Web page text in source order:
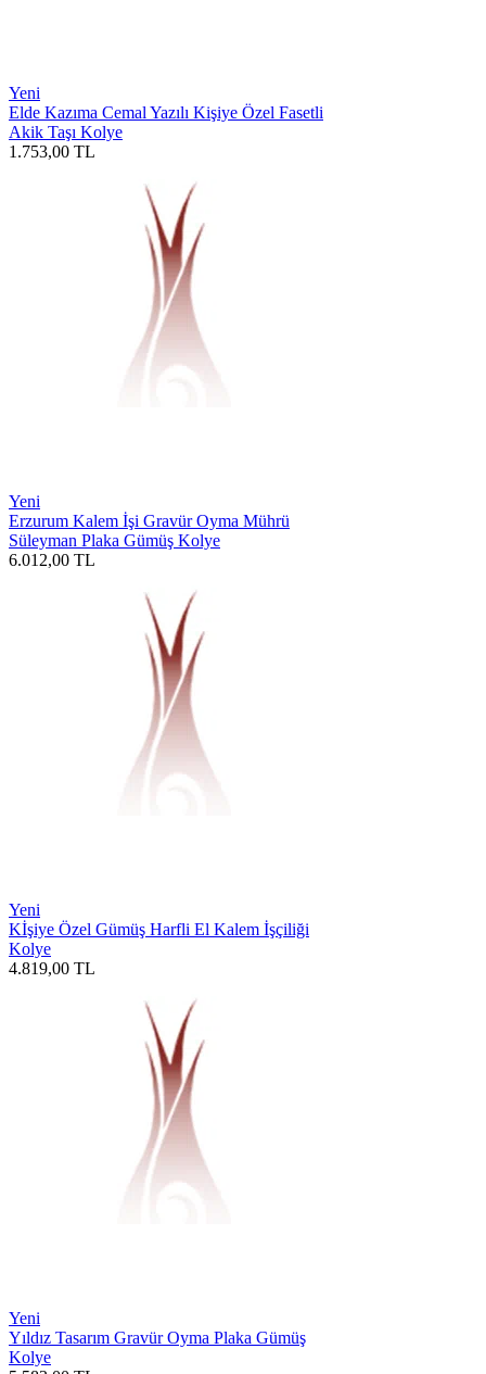
Yeni
Elde Kazıma Cemal Yazılı Kişiye Özel Fasetli
Akik Taşı Kolye
1.753,00 TL
Yeni
Erzurum Kalem İşi Gravür Oyma Mührü
Süleyman Plaka Gümüş Kolye
6.012,00 TL
Yeni
Kİşiye Özel Gümüş Harfli El Kalem İşçiliği
Kolye
4.819,00 TL
Yeni
Yıldız Tasarım Gravür Oyma Plaka Gümüş
Kolye